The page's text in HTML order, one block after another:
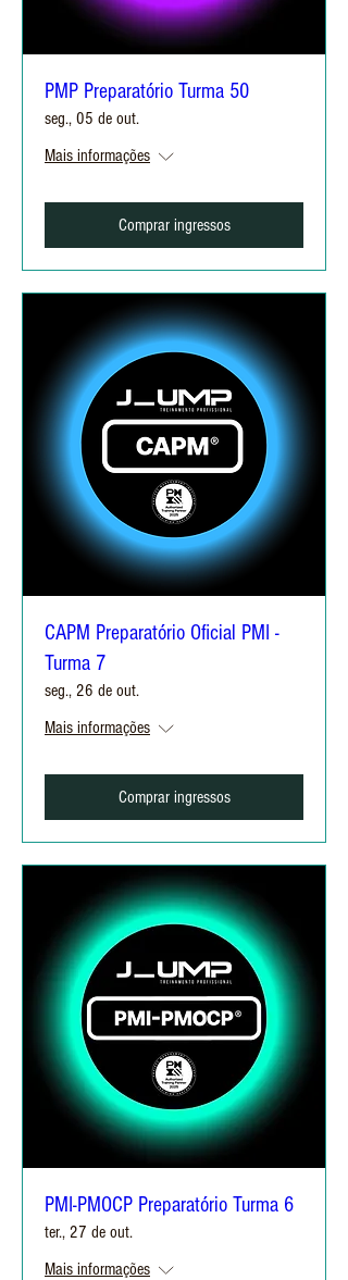
PMP Preparatório Turma 50
seg., 05 de out.
Mais informações
Comprar ingressos
CAPM Preparatório Oficial PMI -
Turma 7
seg., 26 de out.
Mais informações
Comprar ingressos
PMI-PMOCP Preparatório Turma 6
ter., 27 de out.
Mais informações